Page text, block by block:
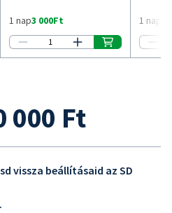
000 Ft
vissza beállításaid az SD